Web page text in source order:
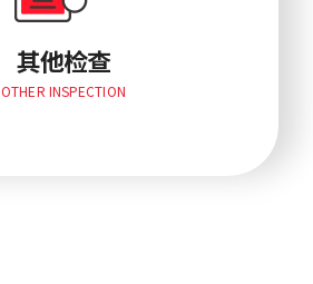
其他检查
OTHER INSPECTION